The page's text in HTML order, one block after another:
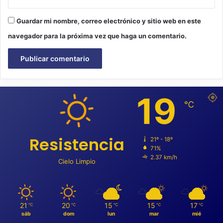
Guardar mi nombre, correo electrónico y sitio web en este
navegador para la próxima vez que haga un comentario.
Resistencia
Cielo Limpio
19 ℃
21º - 18º
71%
2.37 km/h
21 ℃
sáb
20 ℃
dom
15 ℃
lun
15 ℃
mar
17 ℃
mié